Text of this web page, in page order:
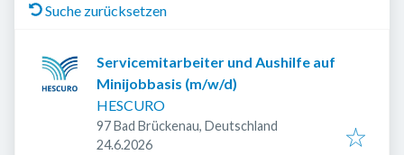
Suche zurücksetzen
Servicemitarbeiter und Aushilfe auf
Minijobbasis (m/w/d)
HESCURO
97 Bad Brückenau, Deutschland
Veröffentlicht
24.6.2026